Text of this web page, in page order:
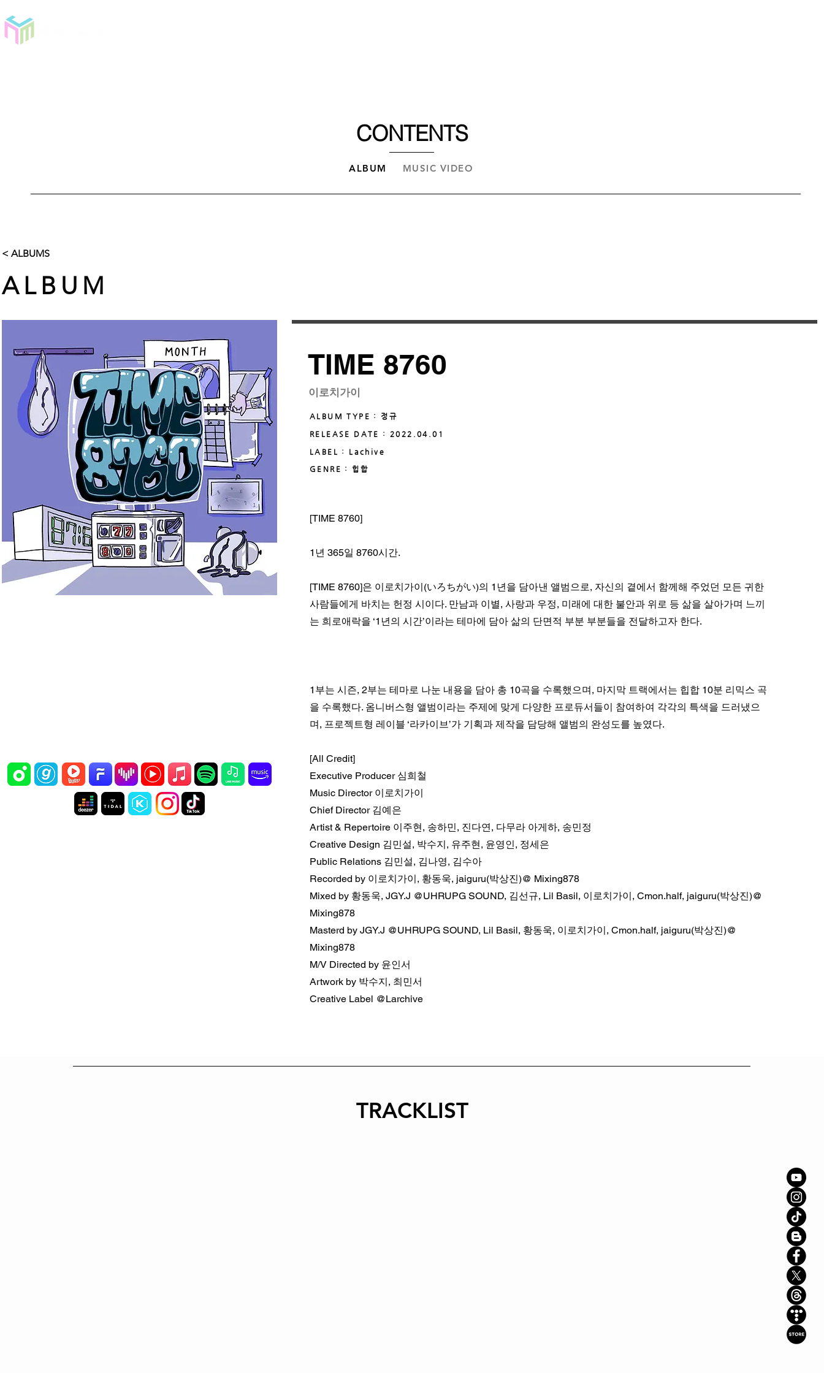
CONTENTS
ALBUM MUSIC VIDEO
< ALBUMS
ALBUM
TIME 8760
이로치가이
ALBUM TYPE : 정규
RELEASE DATE : 2022.04.01
LABEL : Lachive
GENRE : 힙합
이로치가이
[TIME 8760]
1년 365일 8760시간.
[TIME 8760]은 이로치가이(いろちがい)의 1년을 담아낸 앨범으로, 자신의 곁에서 함께해 주었던 모든 귀한
사람들에게 바치는 헌정 시이다. 만남과 이별, 사랑과 우정, 미래에 대한 불안과 위로 등 삶을 살아가며 느끼
는 희로애락을 ‘1년의 시간’이라는 테마에 담아 삶의 단면적 부분 부분들을 전달하고자 한다.
1부는 시즌, 2부는 테마로 나눈 내용을 담아 총 10곡을 수록했으며, 마지막 트랙에서는 힙합 10분 리믹스 곡
을 수록했다. 옴니버스형 앨범이라는 주제에 맞게 다양한 프로듀서들이 참여하여 각각의 특색을 드러냈으
며, 프로젝트형 레이블 ‘라카이브’가 기획과 제작을 담당해 앨범의 완성도를 높였다.
[All Credit]
Executive Producer 심희철
Music Director 이로치가이
Chief Director 김예은
Artist & Repertoire 이주현, 송하민, 진다연, 다무라 아게하, 송민정
Creative Design 김민설, 박수지, 유주현, 윤영인, 정세은
Public Relations 김민설, 김나영, 김수아
Recorded by 이로치가이, 황동욱, jaiguru(박상진)@ Mixing878
Mixed by 황동욱, JGY.J @UHRUPG SOUND, 김선규, Lil Basil, 이로치가이, Cmon.half, jaiguru(박상진)@
Mixing878
Masterd by JGY.J @UHRUPG SOUND, Lil Basil, 황동욱, 이로치가이, Cmon.half, jaiguru(박상진)@
Mixing878
M/V Directed by 윤인서
Artwork by 박수지, 최민서
Creative Label @Larchive
TRACKLIST